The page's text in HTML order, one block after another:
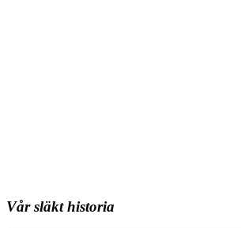
Vår släkt historia